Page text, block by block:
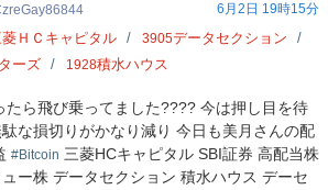
6月2日 19時15分
ＨＣキャピタル 3905データセクション
ーズ 1928積水ハウス
ら飛び乗ってました???? 今は押し目を待
な損切りがかなり減り 今日も美月さんの配
#Bitcoin 三菱HCキャピタル SBI証券 高配当株
ー株 データセクション 積水ハウス デーセ